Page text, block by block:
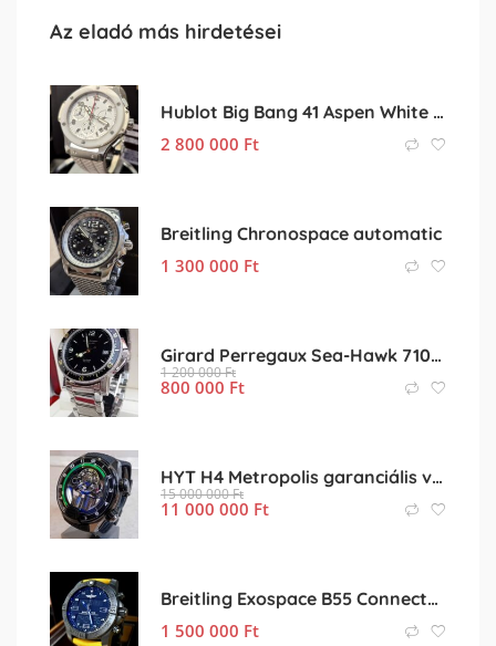
Az eladó más hirdetései
Hublot Big Bang 41 Aspen White kompletten
2 800 000 Ft
Breitling Chronospace automatic
1 300 000 Ft
Girard Perregaux Sea-Hawk 7100 világvezető áron eladó,cseréhető
1 200 000Ft
800 000 Ft
HYT H4 Metropolis garanciális virtuális percütős csoda
15 000 000Ft
11 000 000 Ft
Breitling Exospace B55 Connected Night Mission kompletten
1 500 000 Ft